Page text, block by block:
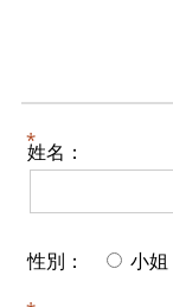
姓名：
性別： 小姐